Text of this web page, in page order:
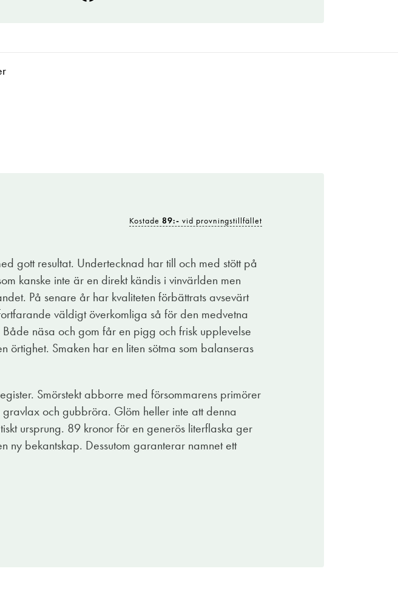
Kostade89:- vid provningstillfället
gott resultat. Undertecknad har till och med stött på
kanske inte är en direkt kändis i vinvärlden men
På senare år har kvaliteten förbättrats avsevärt
väldigt överkomliga så för den medvetna
näsa och gom får en pigg och frisk upplevelse
Smaken har en liten sötma som balanseras
Smörstekt abborre med försommarens primörer
gravlax och gubbröra. Glöm heller inte att denna
ursprung. 89 kronor för en generös literflaska ger
ny bekantskap. Dessutom garanterar namnet ett
är det just det vi får göra. Även om landet känns något
är det friskt med en lätt sötma som förstärks av den varma frukten. Det
Det optimala skulle jag säga är knytis, ni vet när man bjuder in
campingbord och stolar, för var ska alla annars sitta?
räcker till fler och funkar till många av spontanrätterna som kan